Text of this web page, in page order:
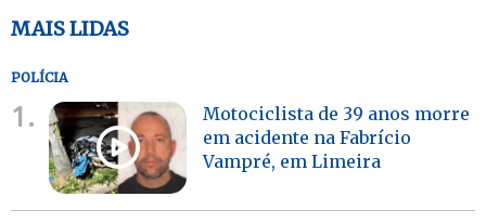
MAIS LIDAS
POLÍCIA
1.
Motociclista de 39 anos morre
em acidente na Fabrício
Vampré, em Limeira